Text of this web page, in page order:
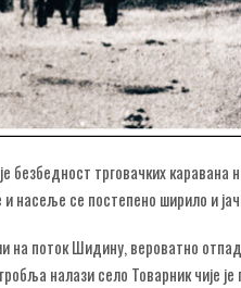
трговачких каравана
насеље се постепено ширило и
на поток Шидину, вероватно
налази село Товарник чије је